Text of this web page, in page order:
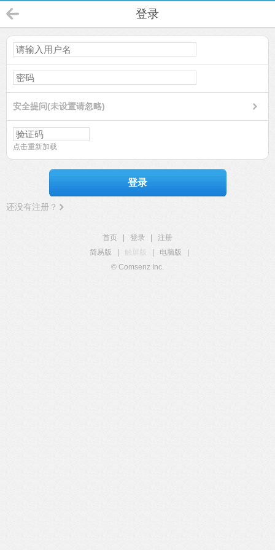
登录
安全提问(未设置请忽略)
点击重新加载
登录
还没有注册？
首页 登录
注册
简易版
触屏版 电脑版
© Comsenz Inc.